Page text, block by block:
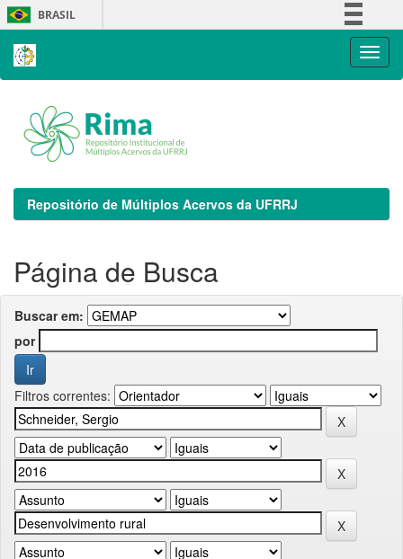
Skip
navigation
BRASIL
Repositório de Múltiplos Acervos da UFRRJ
Página de Busca
Buscar em:
por
Filtros correntes: